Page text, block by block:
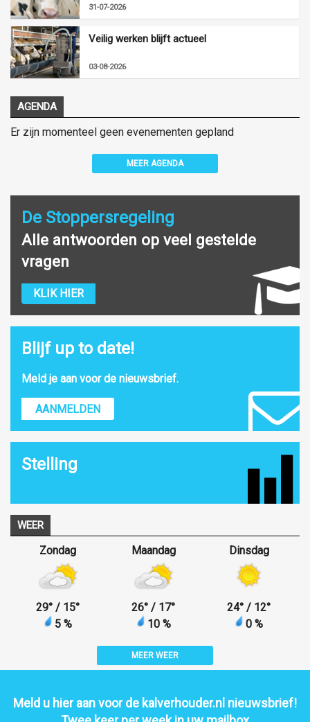
31-07-2026
Veilig werken blijft actueel
03-08-2026
AGENDA
Er zijn momenteel geen evenementen gepland
MEER AGENDA
De Stoppersregeling
Alle antwoorden op veel gestelde
vragen
KLIK HIER
Blijf up to date!
Meld je aan voor de nieuwsbrief.
AANMELDEN
Stelling
WEER
Zondag
29° / 15°
5 %
Maandag
26° / 17°
10 %
Dinsdag
24° / 12°
0 %
MEER WEER
Meld u hier aan voor de kalverhouder.nl nieuwsbrief!